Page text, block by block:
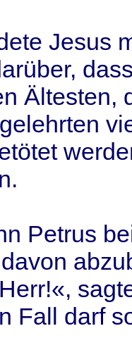
Jesus
,
Ältesten,
.
Petrus
davon
Herr!«,
Fall darf